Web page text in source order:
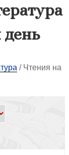
/ Чтения на